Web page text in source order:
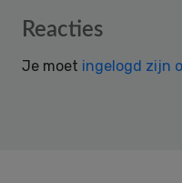
Reader
Reacties
Je moet ingelogd zijn